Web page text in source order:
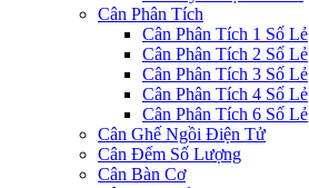
Cân Phân Tích
Cân Phân Tích 1 Số Lẻ
Cân Phân Tích 2 Số Lẻ
Cân Phân Tích 3 Số Lẻ
Cân Phân Tích 4 Số Lẻ
Cân Phân Tích 6 Số Lẻ
Cân Ghế Ngồi Điện Tử
Cân Đếm Số Lượng
Cân Bàn Cơ